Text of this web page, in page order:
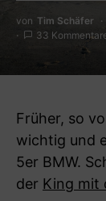
von Tim Schäfer
33
Früher, so
wichtig und
5er BMW.
der King mit